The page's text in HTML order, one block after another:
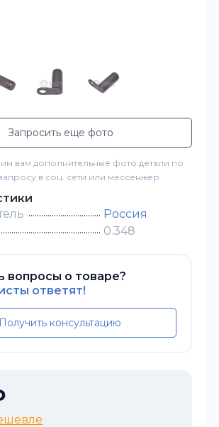
Запросить еще фото
вам дополнительные фото детали по
в соц. сети или мессенжер
Россия
0.348
вопросы о товаре?
ответят!
Получить консультацию